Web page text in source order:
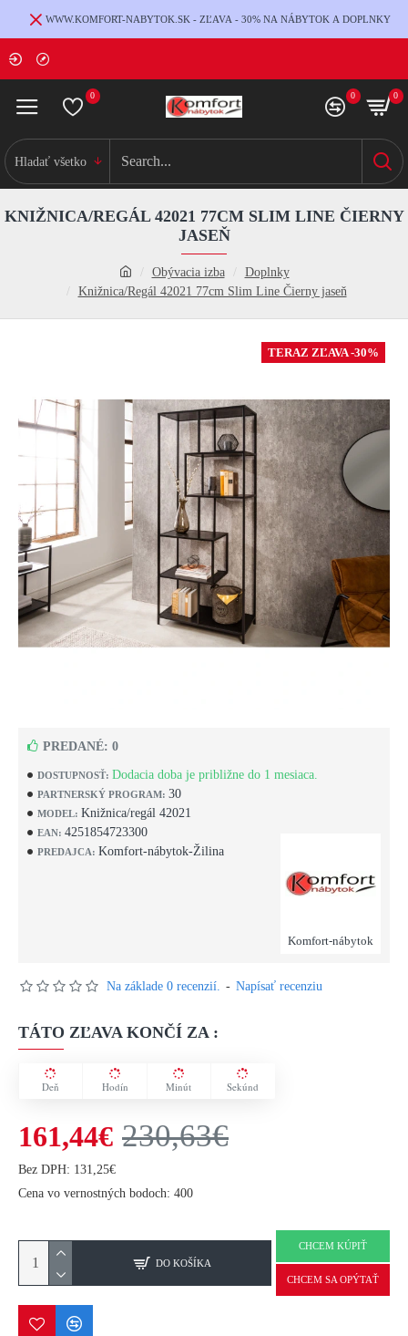
WWW.KOMFORT-NABYTOK.SK - ZĽAVA - 30% NA NÁBYTOK A DOPLNKY
0 0 0
Hladať všetko
Obývacia izba
Doplnky
Knižnica/Regál 42021 77cm Slim Line Čierny jaseň
KNIŽNICA/REGÁL 42021 77CM SLIM LINE ČIERNY
JASEŇ
TERAZ ZĽAVA -30%
DOSTUPNOSŤ: Dodacia doba je približne do 1 mesiaca.
PARTNERSKÝ PROGRAM: 30
MODEL: Knižnica/regál 42021
EAN: 4251854723300
PREDAJCA: Komfort-nábytok-Žilina
Komfort-nábytok
PREDANÉ: 0
Na základe 0 recenzií. - Napísať recenziu
TÁTO ZĽAVA KONČÍ ZA :
Deň Hodín Minút Sekúnd
161,44€ 230,63€
Bez DPH: 131,25€
Cena vo vernostných bodoch: 400
DO KOŠÍKA
CHCEM KÚPIŤ
CHCEM SA OPÝTAŤ